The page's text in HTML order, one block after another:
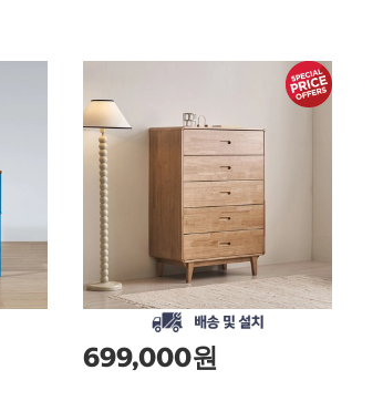
699,000원